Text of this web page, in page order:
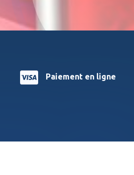
 Paiement en ligne